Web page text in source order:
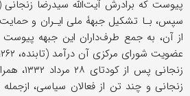
پیوست که برادرش آیت‌الله سیدرضا زنجانی
سپس، بـا تشکیل جبهۀ ملی ایـران و
از آن، به جمع طرف‌داران این جبهه
عضویت شورای مرکزی آن درآمد (تابنده، ۲۶۲؛ خان‌حاتمی، ۲۵۵-۲۵۶).
زنجانی پس
زنجانی و چند تن از فعالان سیاسی، ازجمله